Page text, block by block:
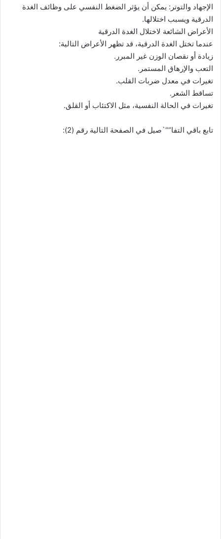
الإجهاد والتوتر: يمكن أن يؤثر الضغط النفسي على وظائف الغدة
الدرقية ويسبب اختلالها.
الأعراض الشائعة لاختلال الغدة الدرقية
عندما تختل الغدة الدرقية، قد تظهر الأعراض التالية:
زيادة أو نقصان الوزن غير المبرر.
التعب والإرهاق المستمر.
تغيرات في معدل ضربات القلب.
تساقط الشعر.
تغيرات في الحالة النفسية، مثل الاكتئاب أو القلق.
تابع باقي التفا““`صيل في الصفحة التالية رقم (2):